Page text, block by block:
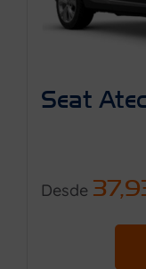
Seat
Desde